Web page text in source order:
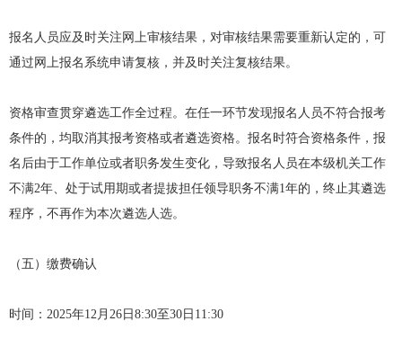
报名人员应及时关注网上审核结果，对审核结果需要重新认定的，可
通过网上报名系统申请复核，并及时关注复核结果。
资格审查贯穿遴选工作全过程。在任一环节发现报名人员不符合报考
条件的，均取消其报考资格或者遴选资格。报名时符合资格条件，报
名后由于工作单位或者职务发生变化，导致报名人员在本级机关工作
不满2年、处于试用期或者提拔担任领导职务不满1年的，终止其遴选
程序，不再作为本次遴选人选。
（五）缴费确认
时间：2025年12月26日8:30至30日11:30